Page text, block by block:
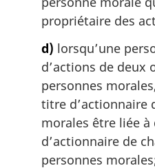
propriétaire des
d) lorsqu’une
d’actions de deux
personnes
titre d’actionnaire
morales être liée
d’actionnaire de
personnes